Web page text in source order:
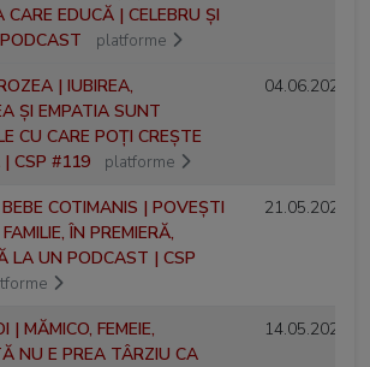
CARE EDUCĂ | CELEBRU ȘI
platforme
| IUBIREA,
ȘI EMPATIA SUNT
CU CARE POȚI CREȘTE
| CSP #119
platforme
04.06.2026
COTIMANIS | POVEȘTI
ÎN PREMIERĂ,
LA UN PODCAST | CSP
21.05.2026
| MĂMICO, FEMEIE,
NU E PREA TÂRZIU CA
14.05.2026